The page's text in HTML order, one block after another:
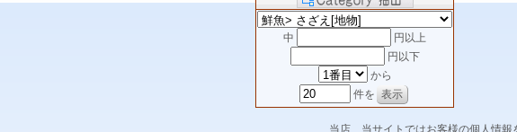
中
円以上
円以下
から
件を
当店、当サイトではお客様の個人情